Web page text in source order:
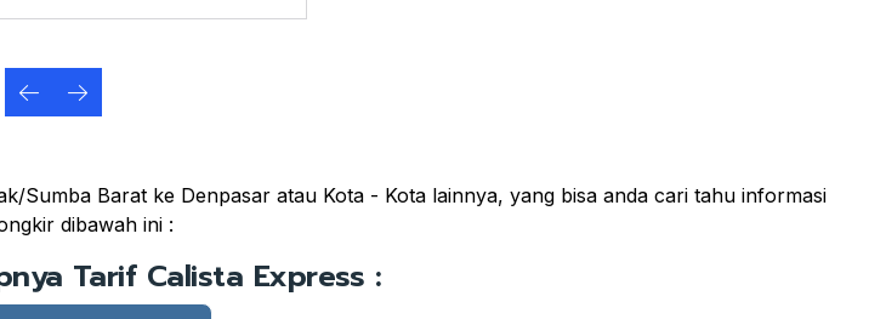
Sumba Barat ke Denpasar atau Kota - Kota lainnya, yang bisa anda cari tahu informasi
dibawah ini :
Tarif Calista Express :